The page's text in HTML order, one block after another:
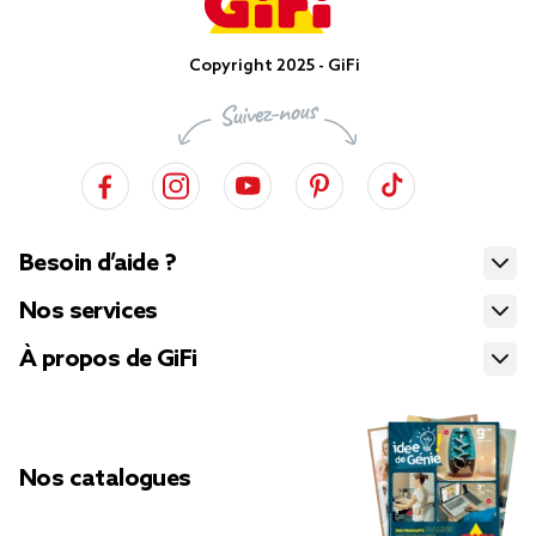
Copyright 2025 - GiFi
Besoin d’aide ?
Nos services
À propos de GiFi
Nos catalogues